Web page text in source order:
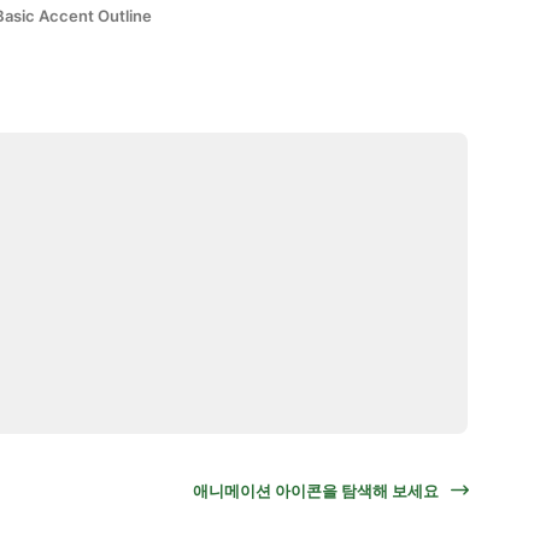
Accent Outline
애니메이션 아이콘을 탐색해 보세요